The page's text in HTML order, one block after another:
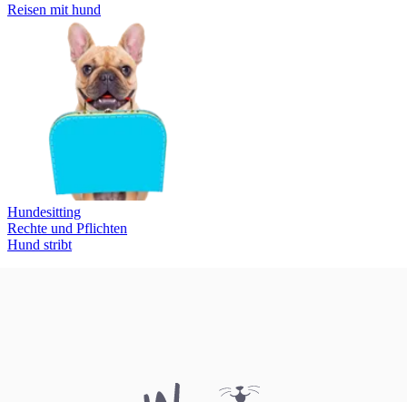
Reisen mit hund
Hundesitting
Rechte und Pflichten
Hund stribt